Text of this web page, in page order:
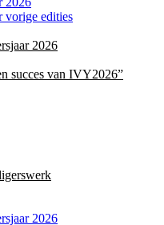
vorige edities
2026
succes van IVY2026”
2026